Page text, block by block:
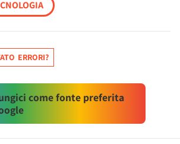
ERRORI?
come fonte preferita